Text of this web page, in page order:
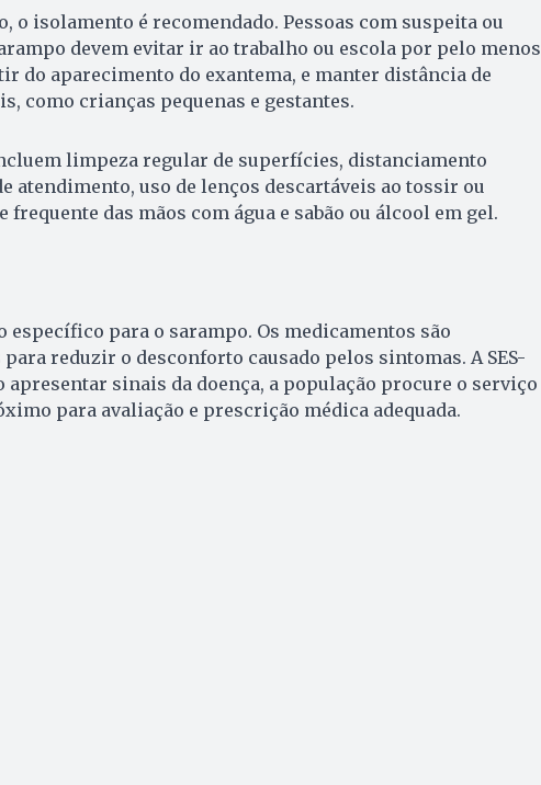
o isolamento é recomendado. Pessoas com suspeita ou
devem evitar ir ao trabalho ou escola por pelo menos
do aparecimento do exantema, e manter distância de
como crianças pequenas e gestantes.
limpeza regular de superfícies, distanciamento
atendimento, uso de lenços descartáveis ao tossir ou
das mãos com água e sabão ou álcool em gel.
específico para o sarampo. Os medicamentos são
reduzir o desconforto causado pelos sintomas. A SES-
apresentar sinais da doença, a população procure o serviço
para avaliação e prescrição médica adequada.